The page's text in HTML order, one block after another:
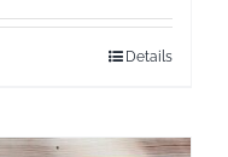
Details